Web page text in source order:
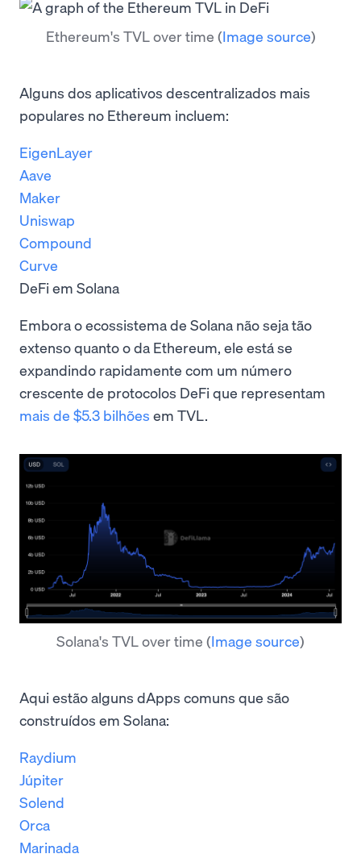
Ethereum's TVL over time (Image source)
Alguns dos aplicativos descentralizados mais
populares no Ethereum incluem:
EigenLayer
Aave
Maker
Uniswap
Compound
Curve
DeFi em Solana
Embora o ecossistema de Solana não seja tão
extenso quanto o da Ethereum, ele está se
expandindo rapidamente com um número
crescente de protocolos DeFi que representam
mais de $5.3 bilhões em TVL.
Solana's TVL over time (Image source)
Aqui estão alguns dApps comuns que são
construídos em Solana:
Raydium
Júpiter
Solend
Orca
Marinada